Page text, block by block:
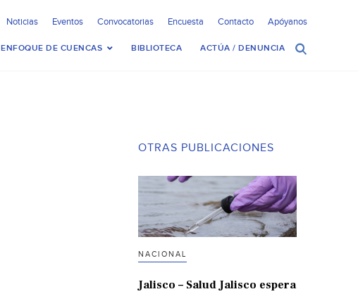
Noticias Eventos Convocatorias Encuesta Contacto Apóyanos
ENFOQUE DE CUENCAS BIBLIOTECA ACTÚA / DENUNCIA
OTRAS PUBLICACIONES
NACIONAL
Jalisco – Salud Jalisco espera